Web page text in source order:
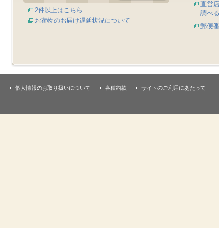
2件以上はこちら
お荷物のお届け遅延状況について
直営
調べる
郵便
個人情報のお取り扱いについて 各種約款 サイトのご利用にあたって